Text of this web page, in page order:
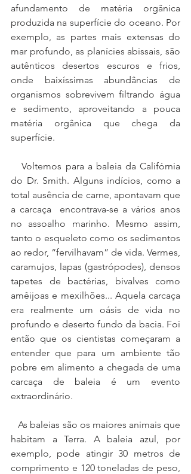
afundamento de matéria orgânica
produzida na superfície do oceano. Por
exemplo, as partes mais extensas do
mar profundo, as planícies abissais, são
autênticos desertos escuros e frios,
onde baixíssimas abundâncias de
organismos sobrevivem filtrando água
e sedimento, aproveitando a pouca
matéria orgânica que chega da
superfície.
   Voltemos para a baleia da Califórnia
do Dr. Smith. Alguns indícios, como a
total ausência de carne, apontavam que
a carcaça  encontrava-se a vários anos
no assoalho marinho. Mesmo assim,
tanto o esqueleto como os sedimentos
ao redor, “fervilhavam” de vida. Vermes,
caramujos, lapas (gastrópodes), densos
tapetes de bactérias, bivalves como
amêijoas e mexilhões... Aquela carcaça
era realmente um oásis de vida no
profundo e deserto fundo da bacia. Foi
então que os cientistas começaram a
entender que para um ambiente tão
pobre em alimento a chegada de uma
carcaça de baleia é um evento
extraordinário.
   As baleias são os maiores animais que
habitam a Terra. A baleia azul, por
exemplo, pode atingir 30 metros de
comprimento e 120 toneladas de peso,